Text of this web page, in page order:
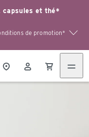
et thé*
de promotion*